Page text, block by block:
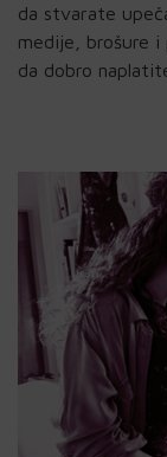
da stvarate
medije, brošure
da dobro